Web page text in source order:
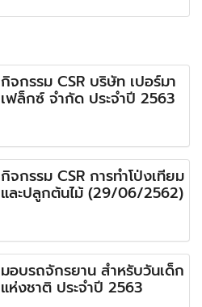
กิจกรรม CSR บริษัท เปอร์มา
เฟล็กซ์ จำกัด ประจำปี 2563
กิจกรรม CSR การทำโป่งเทียม
และปลูกต้นไม้ (29/06/2562)
มอบรถจักรยาน สำหรับวันเด็ก
แห่งชาติ ประจำปี 2563